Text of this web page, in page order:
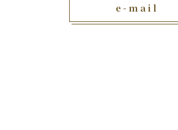
e-mail